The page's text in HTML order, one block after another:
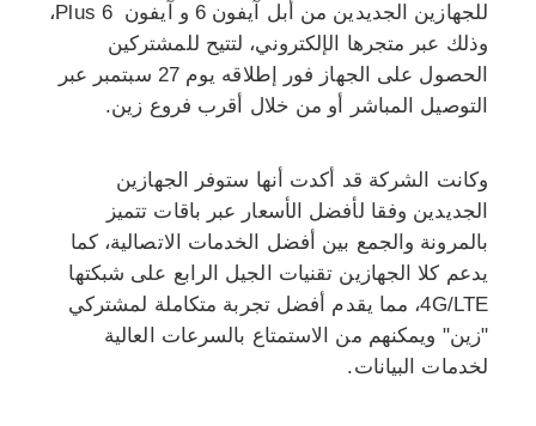
للجهازين الجديدين من أبل آيفون 6 و آيفون Plus 6،
وذلك عبر متجرها الإلكتروني، لتتيح للمشتركين
الحصول على الجهاز فور إطلاقه يوم 27 سبتمبر عبر
التوصيل المباشر أو من خلال أقرب فروع زين.
وكانت الشركة قد أكدت أنها ستوفر الجهازين
الجديدين وفقا لأفضل الأسعار عبر باقات تتميز
بالمرونة والجمع بين أفضل الخدمات الاتصالية، كما
يدعم كلا الجهازين تقنيات الجيل الرابع على شبكتها
4G/LTE، مما يقدم أفضل تجربة متكاملة لمشتركي
"زين" ويمكنهم من الاستمتاع بالسرعات العالية
لخدمات البيانات.